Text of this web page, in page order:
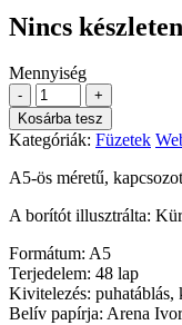
Nincs készleten
Mennyiség
-
+
Kosárba tesz
Kategóriák: Füzetek
A5-ös méretű,
A borítót illusztrálta:
Formátum: A5
Terjedelem: 48 lap
Kivitelezés: puhatáblás,
Belív papírja: Arena